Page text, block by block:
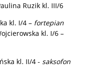
kl. III/6
kl. I/4 – fortepian
kl. I/6 –
kl. II/4 - saksofon